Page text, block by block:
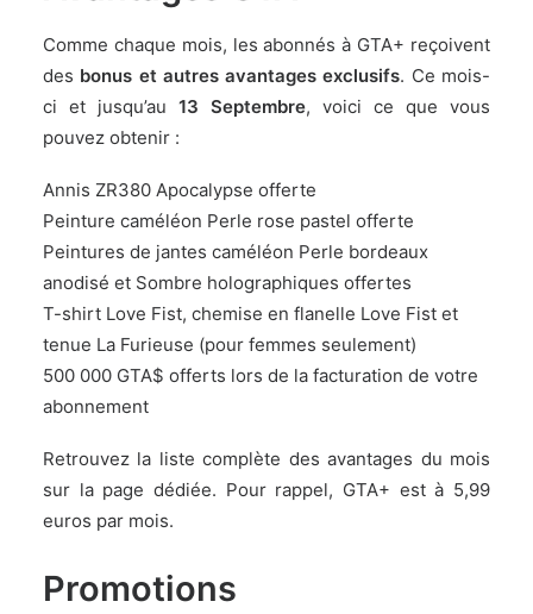
Comme chaque mois, les abonnés à GTA+ reçoivent
des bonus et autres avantages exclusifs. Ce mois-
ci et jusqu’au 13 Septembre, voici ce que vous
pouvez obtenir :
Annis ZR380 Apocalypse offerte
Peinture caméléon Perle rose pastel offerte
Peintures de jantes caméléon Perle bordeaux
anodisé et Sombre holographiques offertes
T-shirt Love Fist, chemise en flanelle Love Fist et
tenue La Furieuse (pour femmes seulement)
500 000 GTA$ offerts lors de la facturation de votre
abonnement
Retrouvez la liste complète des avantages du mois
sur la page dédiée. Pour rappel, GTA+ est à 5,99
euros par mois.
Promotions